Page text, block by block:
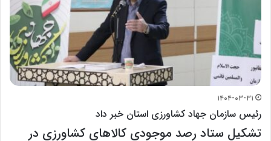
۱۴۰۴-۰۳-۳۱
رئیس سازمان جهاد کشاورزی استان خبر داد
تشکیل ستاد رصد موجودی کالاهای کشاورزی در